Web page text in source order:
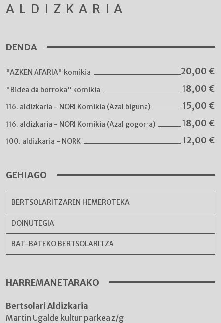
ALDIZKARIA
DENDA
"AZKEN AFARIA" komikia 20,00 €
"Bidea da borroka" komikia 18,00 €
116. aldizkaria - NORI Komikia (Azal biguna) 15,00 €
116. aldizkaria - NORI Komikia (Azal gogorra) 18,00 €
100. aldizkaria - NORK 12,00 €
GEHIAGO
BERTSOLARITZAREN HEMEROTEKA
DOINUTEGIA
BAT-BATEKO BERTSOLARITZA
HARREMANETARAKO
Bertsolari Aldizkaria
Martin Ugalde kultur parkea z/g